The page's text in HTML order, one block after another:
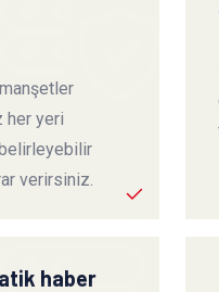
her yeri
verirsiniz.
haber